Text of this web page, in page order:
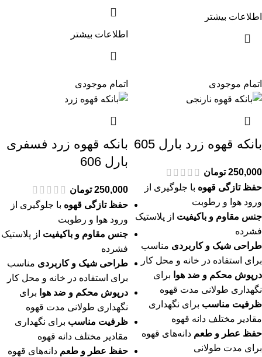
اطلاعات بیشتر
اطلاعات بیشتر
اتمام موجودی
بانکه قهوه زرد بارل 605
250,000 تومان
حفظ تازگی قهوه با جلوگیری از
ورود هوا و رطوبت
جنس مقاوم و باکیفیت از پلاستیک
فشرده
طراحی شیک و کاربردی مناسب
برای استفاده در خانه و محل کار
درپوش محکم و ضد هوا برای
نگهداری طولانی مدت قهوه
ظرفیت مناسب برای نگهداری
مقادیر مختلف دانه قهوه
حفظ عطر و طعم دانه‌های قهوه
برای مدت طولانی
اتمام موجودی
بانکه قهوه زرد فسفری
بارل 606
250,000 تومان
حفظ تازگی قهوه با جلوگیری از
ورود هوا و رطوبت
جنس مقاوم و باکیفیت از پلاستیک
فشرده
طراحی شیک و کاربردی مناسب
برای استفاده در خانه و محل کار
درپوش محکم و ضد هوا برای
نگهداری طولانی مدت قهوه
ظرفیت مناسب برای نگهداری
مقادیر مختلف دانه قهوه
حفظ عطر و طعم دانه‌های قهوه